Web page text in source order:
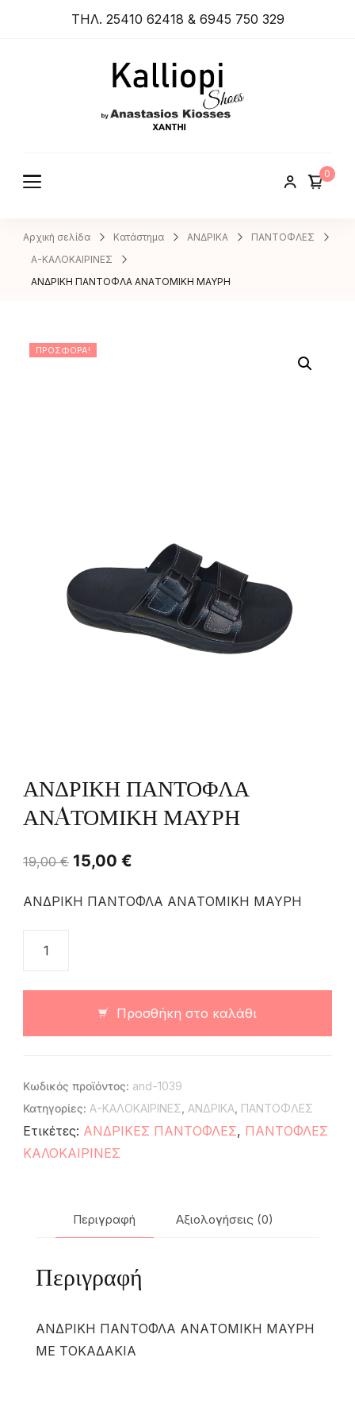
ΤΗΛ. 25410 62418 & 6945 750 329
KIOSSES
0
Αρχική σελίδα Κατάστημα ΑΝΔΡΙΚΑ
ΠΑΝΤΟΦΛΕΣ
A-ΚΑΛΟΚΑΙΡΙΝΕΣ
ΑΝΔΡΙΚΗ ΠΑΝΤΟΦΛΑ ΑΝAΤΟΜΙΚΗ ΜΑΥΡΗ
ΠΡΟΣΦΟΡΆ!
ΑΝΔΡΙΚΗ ΠΑΝΤΟΦΛΑ
ΑΝAΤΟΜΙΚΗ ΜΑΥΡΗ
19,00€ 15,00 €
ΑΝΔΡΙΚΗ ΠΑΝΤΟΦΛΑ ΑΝAΤΟΜΙΚΗ ΜΑΥΡΗ
Προσθήκη στο καλάθι
Κωδικός προϊόντος: and-1039
Κατηγορίες: A-ΚΑΛΟΚΑΙΡΙΝΕΣ, ΑΝΔΡΙΚΑ, ΠΑΝΤΟΦΛΕΣ
Ετικέτες: ΑΝΔΡΙΚΕΣ ΠΑΝΤΟΦΛΕΣ, ΠΑΝΤΟΦΛΕΣ
ΚΑΛΟΚΑΙΡΙΝΕΣ
Περιγραφή Αξιολογήσεις (0)
Περιγραφή
ΑΝΔΡΙΚΗ ΠΑΝΤΟΦΛΑ ΑΝAΤΟΜΙΚΗ ΜΑΥΡΗ
ΜΕ ΤΟΚΑΔΑΚΙΑ